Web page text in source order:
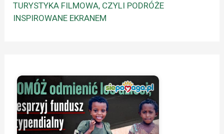
TURYSTYKA FILMOWA, CZYLI PODRÓŻE
INSPIROWANE EKRANEM